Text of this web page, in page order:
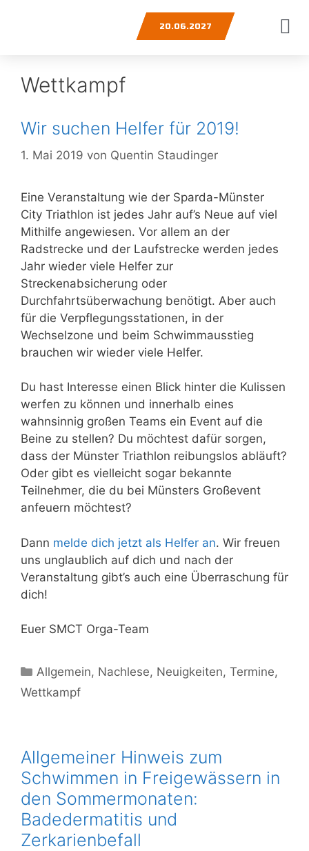
20.06.2027
Wettkampf
Wir suchen Helfer für 2019!
1. Mai 2019 von Quentin Staudinger
Eine Veranstaltung wie der Sparda-Münster
City Triathlon ist jedes Jahr auf’s Neue auf viel
Mithilfe angewiesen. Vor allem an der
Radstrecke und der Laufstrecke werden jedes
Jahr wieder viele Helfer zur
Streckenabsicherung oder
Durchfahrtsüberwachung benötigt. Aber auch
für die Verpflegungsstationen, in der
Wechselzone und beim Schwimmausstieg
brauchen wir wieder viele Helfer.
Du hast Interesse einen Blick hinter die Kulissen
werfen zu können und innerhalb eines
wahnsinnig großen Teams ein Event auf die
Beine zu stellen? Du möchtest dafür sorgen,
dass der Münster Triathlon reibungslos abläuft?
Oder gibt es vielleicht sogar bekannte
Teilnehmer, die du bei Münsters Großevent
anfeuern möchtest?
Dann melde dich jetzt als Helfer an. Wir freuen
uns unglaublich auf dich und nach der
Veranstaltung gibt’s auch eine Überraschung für
dich!
Euer SMCT Orga-Team
Allgemein, Nachlese, Neuigkeiten,Termine,
Wettkampf
Allgemeiner Hinweis zum
Schwimmen in Freigewässern in
den Sommermonaten:
Badedermatitis und
Zerkarienbefall